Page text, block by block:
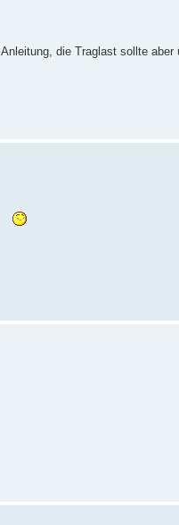
die Traglast sollte